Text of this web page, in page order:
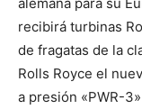
recibirá turbinas
de fragatas de la
Rolls Royce el
a presión «PWR-